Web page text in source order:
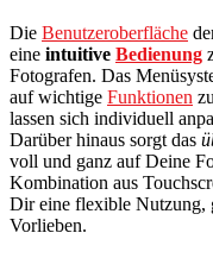
Die Benutzeroberfläche
eine intuitive Bedienung
Fotografen. Das
auf wichtige Funktionen
lassen sich individuell
Darüber hinaus sorgt das
voll und ganz auf Deine
Kombination aus
Dir eine flexible Nutzung,
Vorlieben.